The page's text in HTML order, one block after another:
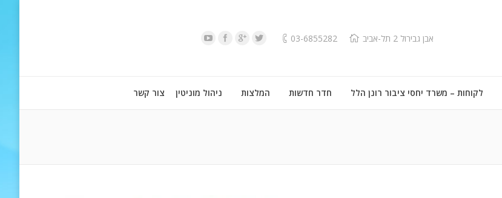
אבן גבירול 2 תל-אביב 03-6855282
לקוחות – משרד יחסי ציבור רונן הלל חדר חדשות המלצות ניהול מוניטין צור קשר